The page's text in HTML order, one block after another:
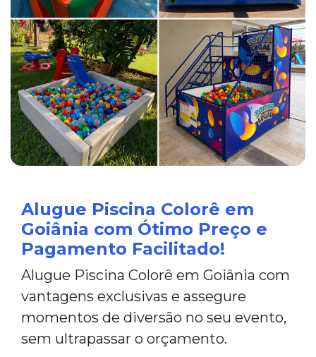
Alugue Piscina Colorê em
Goiânia com Ótimo Preço e
Pagamento Facilitado!
Alugue Piscina Colorê em Goiânia com
vantagens exclusivas e assegure
momentos de diversão no seu evento,
sem ultrapassar o orçamento.